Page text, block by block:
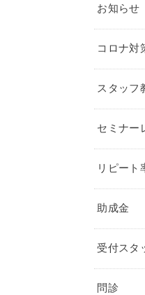
お知らせ
コロナ対
スタッフ
セミナー
リピート
助成金
受付スタ
問診